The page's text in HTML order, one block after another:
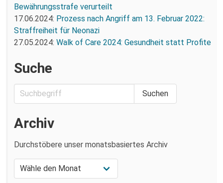
Bewährungsstrafe verurteilt
17.06.2024: Prozess nach Angriff am 13. Februar 2022:
Straffreiheit für Neonazi
27.05.2024: Walk of Care 2024: Gesundheit statt Profite
Suche
Archiv
Durchstöbere unser monatsbasiertes Archiv